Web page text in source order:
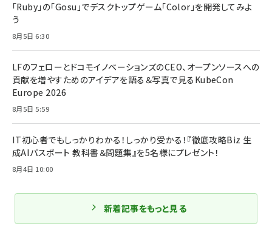
「Ruby」の「Gosu」でデスクトップゲーム「Color」を開発してみよ
う
8月5日 6:30
LFのフェローとドコモイノベーションズのCEO、オープンソースへの
貢献を増やすためのアイデアを語る＆写真で見るKubeCon
Europe 2026
8月5日 5:59
IT初心者でもしっかりわかる！しっかり受かる！『徹底攻略Biz 生
成AIパスポート 教科書＆問題集』を5名様にプレゼント！
8月4日 10:00
新着記事をもっと見る